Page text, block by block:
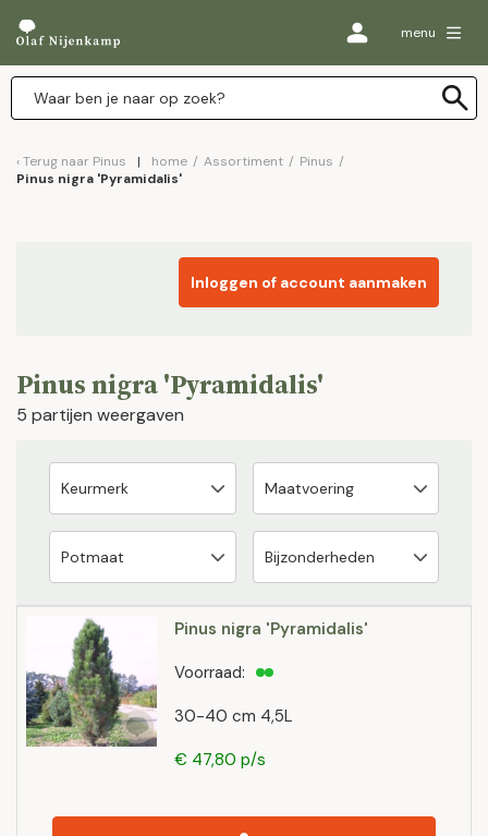
menu
Terug naar Pinus home / Assortiment / Pinus /
Pinus nigra 'Pyramidalis'
Inloggen of account aanmaken
Pinus nigra 'Pyramidalis'
5 partijen weergaven
Pinus nigra 'Pyramidalis'
30-40 cm 4,5L
Voorraad:
€ 47,80 p/s